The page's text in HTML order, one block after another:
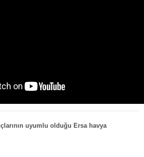
uyumlu olduğu Ersa havya